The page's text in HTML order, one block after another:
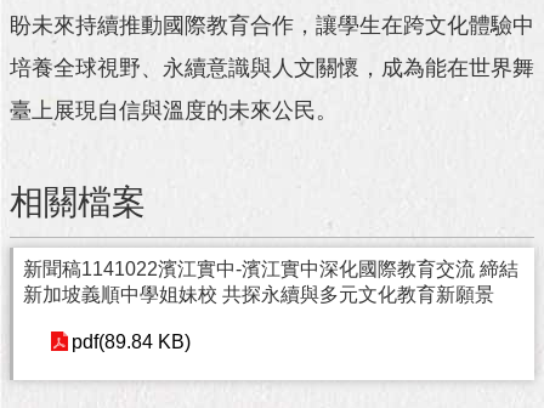
遊
網
政
站
資
料
開
放
盼未來持續推動國際教育合作，讓學生在跨文化體驗中
培養全球視野、永續意識與人文關懷，成為能在世界舞
臺上展現自信與溫度的未來公民。
相關檔案
新聞稿1141022濱江實中-濱江實中深化國際教育交流 締結
新加坡義順中學姐妹校 共探永續與多元文化教育新願景
pdf(89.84 KB)